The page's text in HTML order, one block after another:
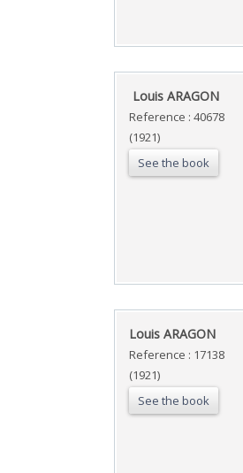
‎ Louis ARAGON ‎
Reference : 40678
(1921)
See the book
‎Louis ARAGON‎
Reference : 17138
(1921)
See the book